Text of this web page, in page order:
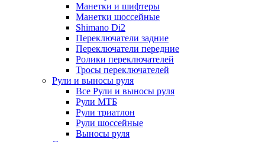
Манетки и шифтеры
Манетки шоссейные
Shimano Di2
Переключатели задние
Переключатели передние
Ролики переключателей
Тросы переключателей
Рули и выносы руля
Все Рули и выносы руля
Рули МТБ
Рули триатлон
Рули шоссейные
Выносы руля